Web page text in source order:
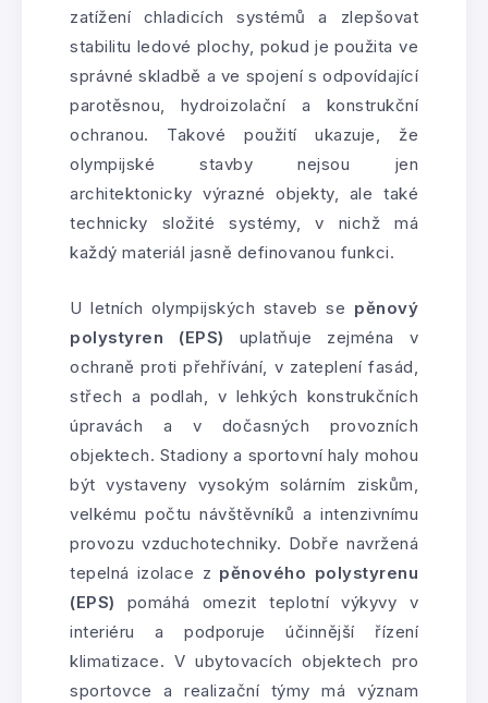
zatížení chladicích systémů a zlepšovat
stabilitu ledové plochy, pokud je použita ve
správné skladbě a ve spojení s odpovídající
parotěsnou, hydroizolační a konstrukční
ochranou. Takové použití ukazuje, že
olympijské stavby nejsou jen
architektonicky výrazné objekty, ale také
technicky složité systémy, v nichž má
každý materiál jasně definovanou funkci.
U letních olympijských staveb se pěnový
polystyren (EPS) uplatňuje zejména v
ochraně proti přehřívání, v zateplení fasád,
střech a podlah, v lehkých konstrukčních
úpravách a v dočasných provozních
objektech. Stadiony a sportovní haly mohou
být vystaveny vysokým solárním ziskům,
velkému počtu návštěvníků a intenzivnímu
provozu vzduchotechniky. Dobře navržená
tepelná izolace z pěnového polystyrenu
(EPS) pomáhá omezit teplotní výkyvy v
interiéru a podporuje účinnější řízení
klimatizace. V ubytovacích objektech pro
sportovce a realizační týmy má význam